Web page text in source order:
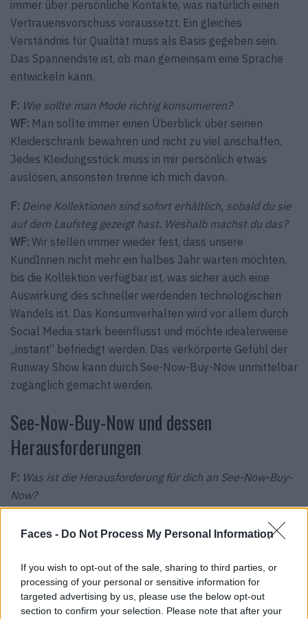
Faces - Do Not Process My Personal Information
If you wish to opt-out of the sale, sharing to third parties, or
processing of your personal or sensitive information for
targeted advertising by us, please use the below opt-out
section to confirm your selection. Please note that after your
immer über persönliche Kontakte, was natürlich einen
Vertrauensvorschuss voraussetzt. Ein gleiches
Verständnis für Qualität muss als Basis gegeben sein.
Das Spannendste ist, ob man gemeinsam eine Sprache
entwickeln kann.
F: Wie sollte man Mode richtig konsumieren?
WF: Man sollte immer einen Überblick über seinen
Kleider­schrank bewahren und nicht zu viel anschaffen.
Jedes Kleidungsstück muss in mir persönlich etwas
auslösen, ansonsten trenne ich mich davon.
F: Deine Kollektionen sind sofort erhältlich, sobald du sie
auf dem Laufsteg gezeigt hast. Weshalb machst du das?
WF: Wir stellen immer wieder fest, dass unsere
KundInnen nicht mehr ein halbes Jahr warten möchten,
bis die Kollektion verfügbar ist, was sicher auch eine
Auswirkung des schneller werdenden technologischen
Wandels ist. Das Konsumverhalten wird vor allem durch
Social Media stark beeinflusst und möchte idealerweise
„instant“ befriedigt werden. Das verkörperte Gefühl der
Runway Show kann durch See-Now-Buy-Now unmittelbar
zugänglich gemacht werden.
See-Now-Buy-Now und dessen
Herausforderungen
F: Was ist die Herausforderung für dich an See-Now-Buy-
Now?
WF:Die Kollektionen werden ein ganzes Jahr vorher
entworfen. Der Blick richtet sich deshalb noch weiter in
Einschätzung für den zukünftigen Markt zu haben.
Was verändert sich für dich hinsichtlich der Planung
deiner Kollektionen mit diesem Konzept?